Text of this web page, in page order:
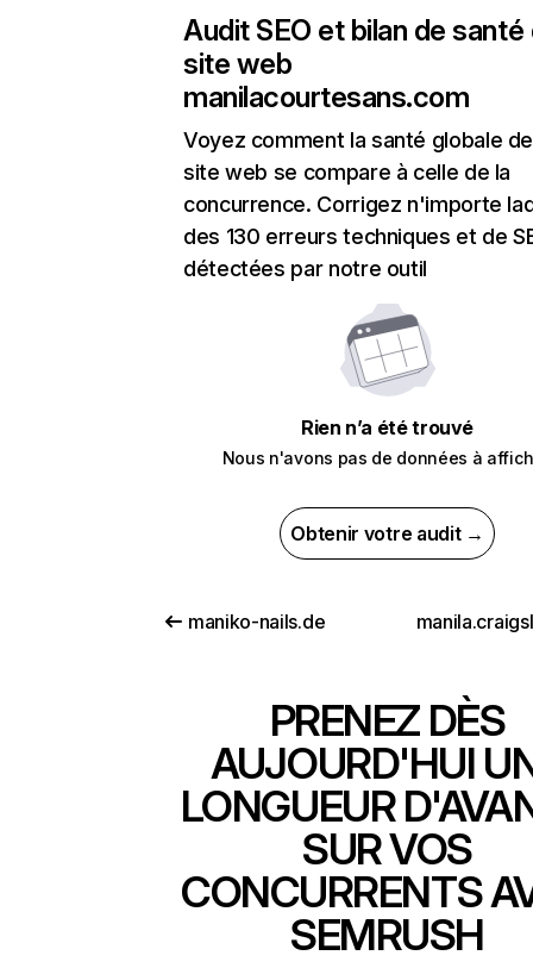
Audit SEO et bilan de santé
site web
manilacourtesans.com
Voyez comment la santé globale
site web se compare à celle de la
concurrence. Corrigez n'importe
des 130 erreurs techniques et de
détectées par notre outil
Rien n’a été trouvé
Nous n'avons pas de données à
Obtenir votre audit →
maniko-nails.de
PRENEZ DÈS
AUJOURD'HUI
LONGUEUR
SUR VOS
CONCURRENTS
SEMRUSH